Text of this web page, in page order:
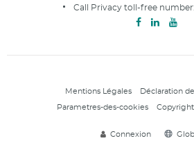
Call Privacy toll-free number:
Mentions Légales Déclaration
Parametres-des-cookies
Connexion